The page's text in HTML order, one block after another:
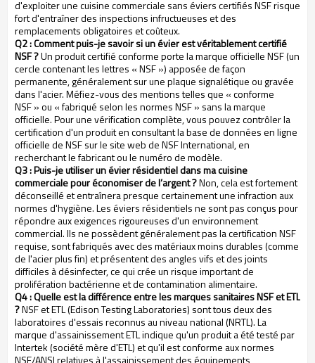
d'exploiter une cuisine commerciale sans éviers certifiés NSF risque
fort d'entraîner des inspections infructueuses et des
remplacements obligatoires et coûteux.
Q2 : Comment puis-je savoir si un évier est véritablement certifié
NSF ?Un produit certifié conforme porte la marque officielle NSF (un
cercle contenant les lettres « NSF ») apposée de façon
permanente, généralement sur une plaque signalétique ou gravée
dans l'acier. Méfiez-vous des mentions telles que « conforme
NSF » ou « fabriqué selon les normes NSF » sans la marque
officielle. Pour une vérification complète, vous pouvez contrôler la
certification d'un produit en consultant la base de données en ligne
officielle de NSF sur le site web de NSF International, en
recherchant le fabricant ou le numéro de modèle.
Q3 : Puis-je utiliser un évier résidentiel dans ma cuisine
commerciale pour économiser de l’argent ?Non, cela est fortement
déconseillé et entraînera presque certainement une infraction aux
normes d'hygiène. Les éviers résidentiels ne sont pas conçus pour
répondre aux exigences rigoureuses d'un environnement
commercial. Ils ne possèdent généralement pas la certification NSF
requise, sont fabriqués avec des matériaux moins durables (comme
de l'acier plus fin) et présentent des angles vifs et des joints
difficiles à désinfecter, ce qui crée un risque important de
prolifération bactérienne et de contamination alimentaire.
Q4 : Quelle est la différence entre les marques sanitaires NSF et ETL
?NSF et ETL (Edison Testing Laboratories) sont tous deux des
laboratoires d'essais reconnus au niveau national (NRTL). La
marque d'assainissement ETL indique qu'un produit a été testé par
Intertek (société mère d'ETL) et qu'il est conforme aux normes
NSF/ANSI relatives à l'assainissement des équipements